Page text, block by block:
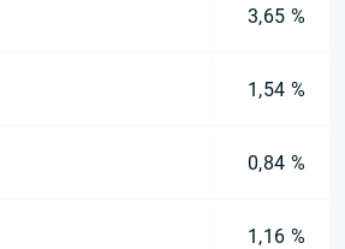
3,65 %
1,54 %
0,84 %
1,16 %